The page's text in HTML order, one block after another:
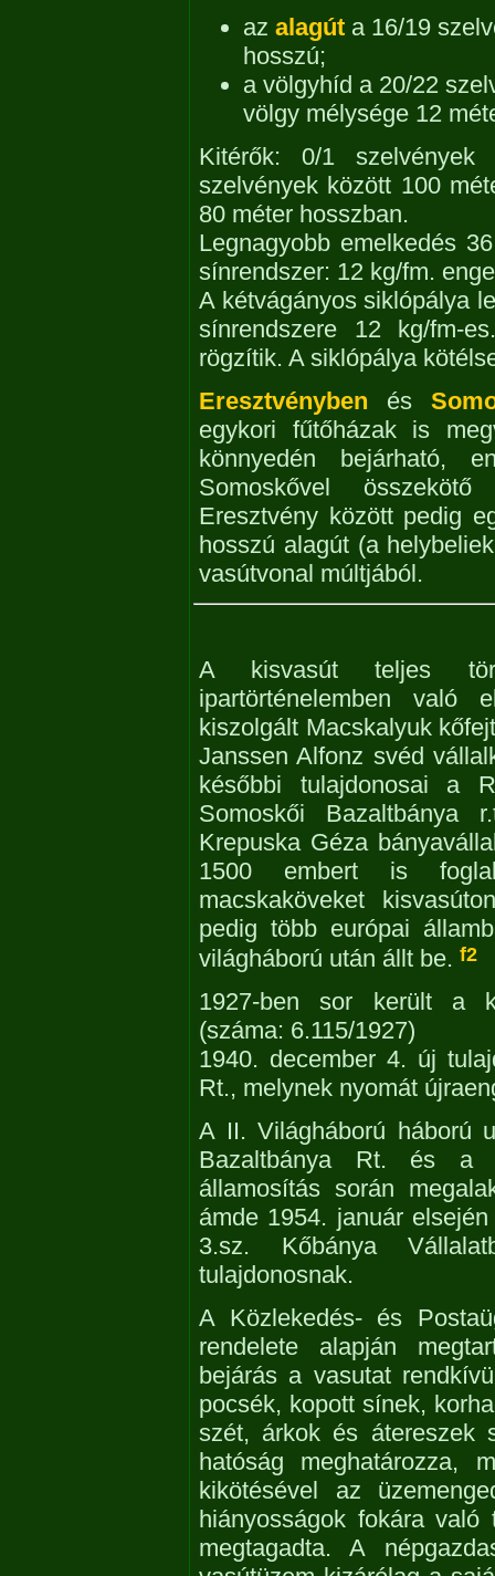
az alagút a 16/19
hosszú;
a völgyhíd a 20/22
völgy mélysége 12
Kitérők: 0/1
szelvények között 100
80 méter hosszban.
Legnagyobb emelkedés
sínrendszer: 12 kg/fm.
A kétvágányos siklópálya
sínrendszere 12 kg/fm-
rögzítik. A siklópálya
Eresztvényben és
egykori fűtőházak is
könnyedén bejárható,
Somoskővel
Eresztvény között pedig
hosszú alagút (a
vasútvonal múltjából.
A kisvasút teljes
ipartörténelemben való
kiszolgált Macskalyuk
Janssen Alfonz svéd
későbbi tulajdonosai a
Somoskői Bazaltbánya
Krepuska Géza
1500 embert is
macskaköveket
pedig több európai
világháború után állt be. f2
1927-ben sor került a
(száma: 6.115/1927)
1940. december 4. új
Rt., melynek nyomát
A II. Világháború háború
Bazaltbánya Rt. és a
államosítás során
ámde 1954. január
3.sz. Kőbánya
tulajdonosnak.
A Közlekedés- és
rendelete alapján
bejárás a vasutat
pocsék, kopott sínek,
szét, árkok és átereszek
hatóság meghatározza,
kikötésével az
hiányosságok fokára való
megtagadta. A